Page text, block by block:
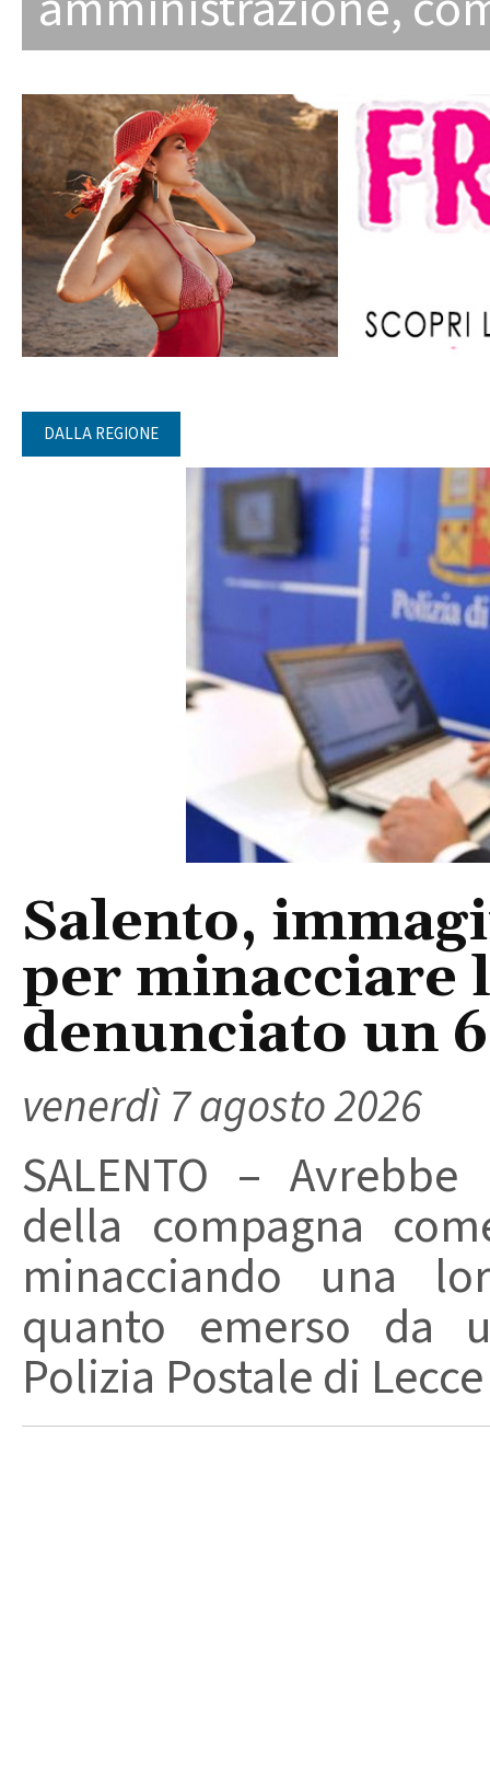
DALLA REGIONE
Salento,
per minacciare
denunciato un
venerdì 7 agosto 2026
SALENTO –
della compagna
minacciando una
quanto emerso da
Polizia Postale di